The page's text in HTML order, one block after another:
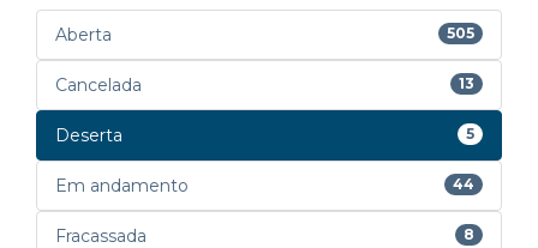
Aberta 505
Cancelada 13
Deserta 5
Em andamento 44
Fracassada 8